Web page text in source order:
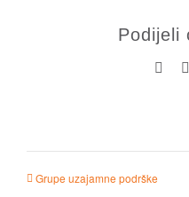
Podijeli
Grupe uzajamne podrške